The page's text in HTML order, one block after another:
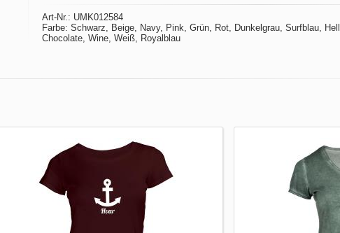
Art-Nr.: UMK012584
Farbe: Schwarz, Beige, Navy, Pink, Grün, Rot, Dunkelgrau, Surfblau,
Chocolate, Wine, Weiß, Royalblau